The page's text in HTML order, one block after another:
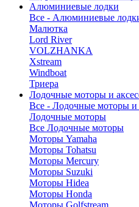
Алюминиевые лодки
Все - Алюминиевые
Малютка
Lord River
VOLZHANKA
Xstream
Windboat
Триера
Лодочные моторы и
Все - Лодочные моторы и
Лодочные моторы
Все Лодочные моторы
Моторы Yamaha
Моторы Tohatsu
Моторы Mercury
Моторы Suzuki
Моторы Hidea
Моторы Honda
Моторы Golfstream